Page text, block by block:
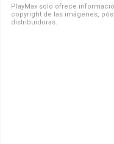
PlayMax solo ofrece
copyright de las imágenes,
distribuidoras.